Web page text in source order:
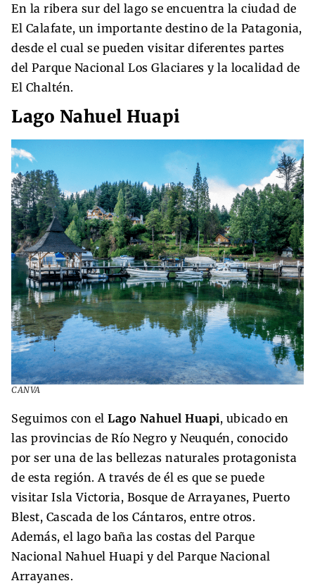
En la ribera sur del lago se encuentra la ciudad de
El Calafate, un importante destino de la Patagonia,
desde el cual se pueden visitar diferentes partes
del Parque Nacional Los Glaciares y la localidad de
El Chaltén.
Lago Nahuel Huapi
CANVA
Seguimos con el Lago Nahuel Huapi, ubicado en
las provincias de Río Negro y Neuquén, conocido
por ser una de las bellezas naturales protagonista
de esta región. A través de él es que se puede
visitar Isla Victoria, Bosque de Arrayanes, Puerto
Blest, Cascada de los Cántaros, entre otros.
Además, el lago baña las costas del Parque
Nacional Nahuel Huapi y del Parque Nacional
Arrayanes.